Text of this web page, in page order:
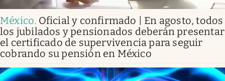
México. Oficial y confirmado | En agosto, todos
los jubilados y pensionados deberán presentar
el certificado de supervivencia para seguir
cobrando su pensión en México